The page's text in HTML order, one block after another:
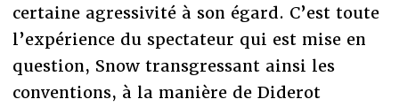
certaine agressivité à son égard. C’est toute
l’expérience du spectateur qui est mise en
question, Snow transgressant ainsi les
conventions, à la manière de Diderot